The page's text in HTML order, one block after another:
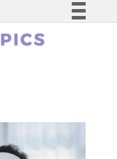
Simplifique!